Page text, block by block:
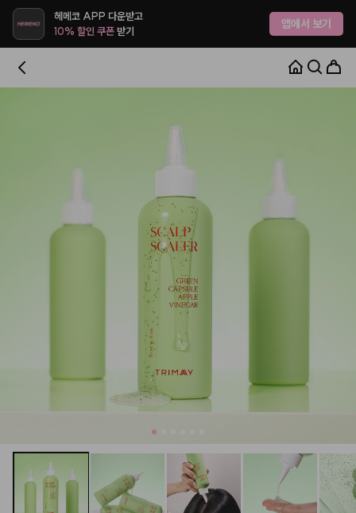
헤메코 APP 다운받고
10% 할인 쿠폰받기 앱에서 보기